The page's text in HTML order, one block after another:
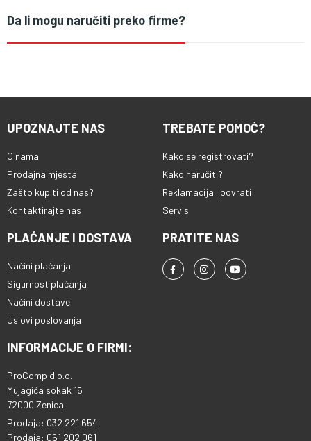
Da li mogu naručiti preko firme?
UPOZNAJTE NAS
O nama
Prodajna mjesta
Zašto kupiti od nas?
Kontaktirajte nas
TREBATE POMOĆ?
Kako se registrovati?
Kako naručiti?
Reklamacija i povrati
Servis
PLAĆANJE I DOSTAVA
Načini plaćanja
Sigurnost plaćanja
Načini dostave
Uslovi poslovanja
PRATITE NAS
INFORMACIJE O FIRMI:
ProComp d.o.o.
Mujagića sokak 15
72000 Zenica
Prodaja: 032 221 654
Prodaja: 061 202 061